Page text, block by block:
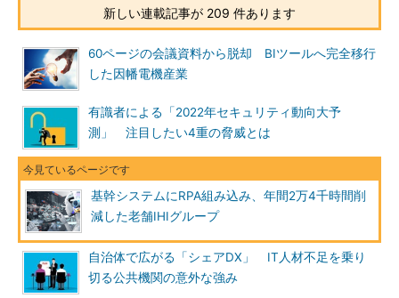
新しい連載記事が 209 件あります
60ページの会議資料から脱却 BIツールへ完全移行
した因幡電機産業
有識者による「2022年セキュリティ動向大予
測」 注目したい4重の脅威とは
基幹システムにRPA組み込み、年間2万4千時間削
減した老舗IHIグループ
自治体で広がる「シェアDX」 IT人材不足を乗り
切る公共機関の意外な強み